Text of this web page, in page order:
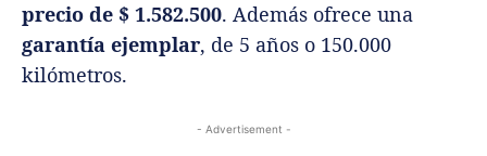
precio de $ 1.582.500. Además ofrece una
garantía ejemplar, de 5 años o 150.000
kilómetros.
- Advertisement -